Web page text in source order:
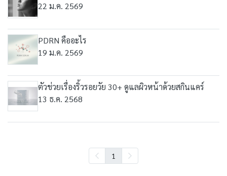
22 ม.ค. 2569
PDRN คืออะไร
19 ม.ค. 2569
ตัวช่วยเรื่องริ้วรอยวัย 30+ ดูแลผิวหน้าด้วยสกินแคร์
13 ธ.ค. 2568
1